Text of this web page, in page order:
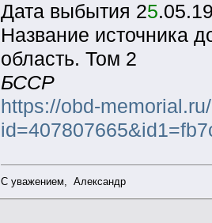
Дата выбытия 25
Название источника
область. Том 2
БССР
https://obd-
С уважением, Александр